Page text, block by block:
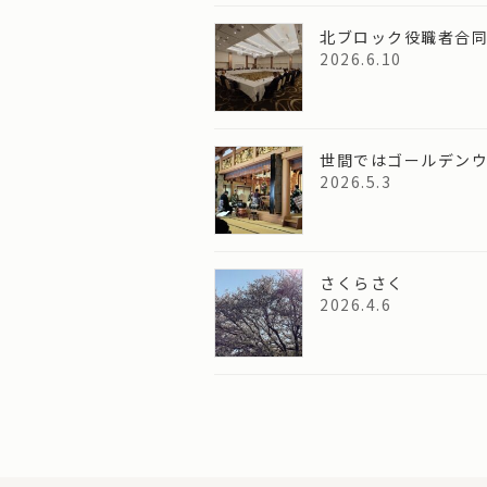
北ブロック役職者合
2026.6.10
世間ではゴールデン
2026.5.3
さくらさく
2026.4.6